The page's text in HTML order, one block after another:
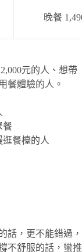
晚餐
元的人、想帶
餐體驗的人。
餐
餐檯的人
話，更不能錯過，
不舒服的話，蠻推